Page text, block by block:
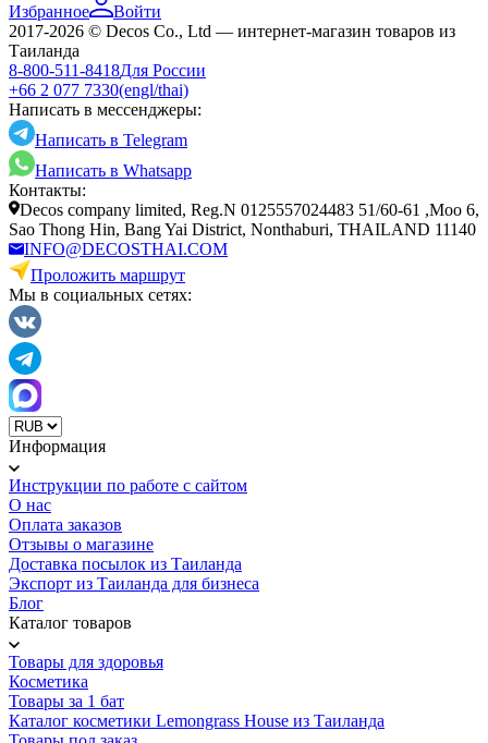
Избранное
Войти
2017-2026 © Decos Co., Ltd — интернет-магазин товаров из
Таиланда
8-800-511-8418Для России
+66 2 077 7330(engl/thai)
Написать в мессенджеры:
Написать в Telegram
Написать в Whatsapp
Контакты:
Decos company limited, Reg.N 0125557024483 51/60-61 ,Moo 6,
Sao Thong Hin, Bang Yai District, Nonthaburi, THAILAND 11140
INFO@DECOSTHAI.COM
Проложить маршрут
Мы в социальных сетях:
Информация
Инструкции по работе с сайтом
О нас
Оплата заказов
Отзывы о магазине
Доставка посылок из Таиланда
Экспорт из Таиланда для бизнеса
Блог
Каталог товаров
Товары для здоровья
Косметика
Товары за 1 бат
Каталог косметики Lemongrass House из Таиланда